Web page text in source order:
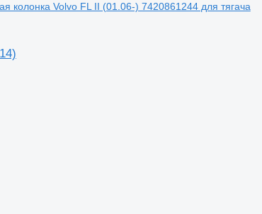
колонка Volvo FL II (01.06-) 7420861244 для тягача